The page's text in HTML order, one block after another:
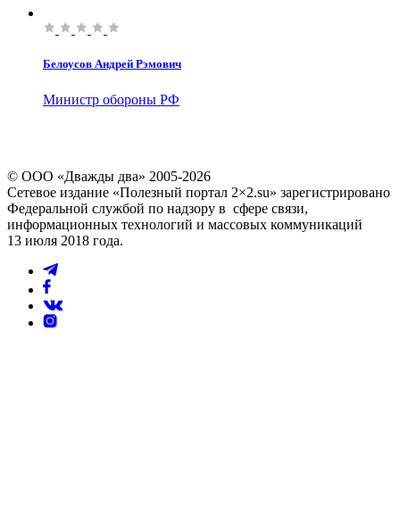
Белоусов Андрей Рэмович
Министр обороны РФ
© ООО «Дважды два» 2005-2026
Сетевое издание «Полезный портал 2×2.su» зарегистрировано
Федеральной службой по надзору в сфере связи,
информационных технологий и массовых коммуникаций
13 июля 2018 года.